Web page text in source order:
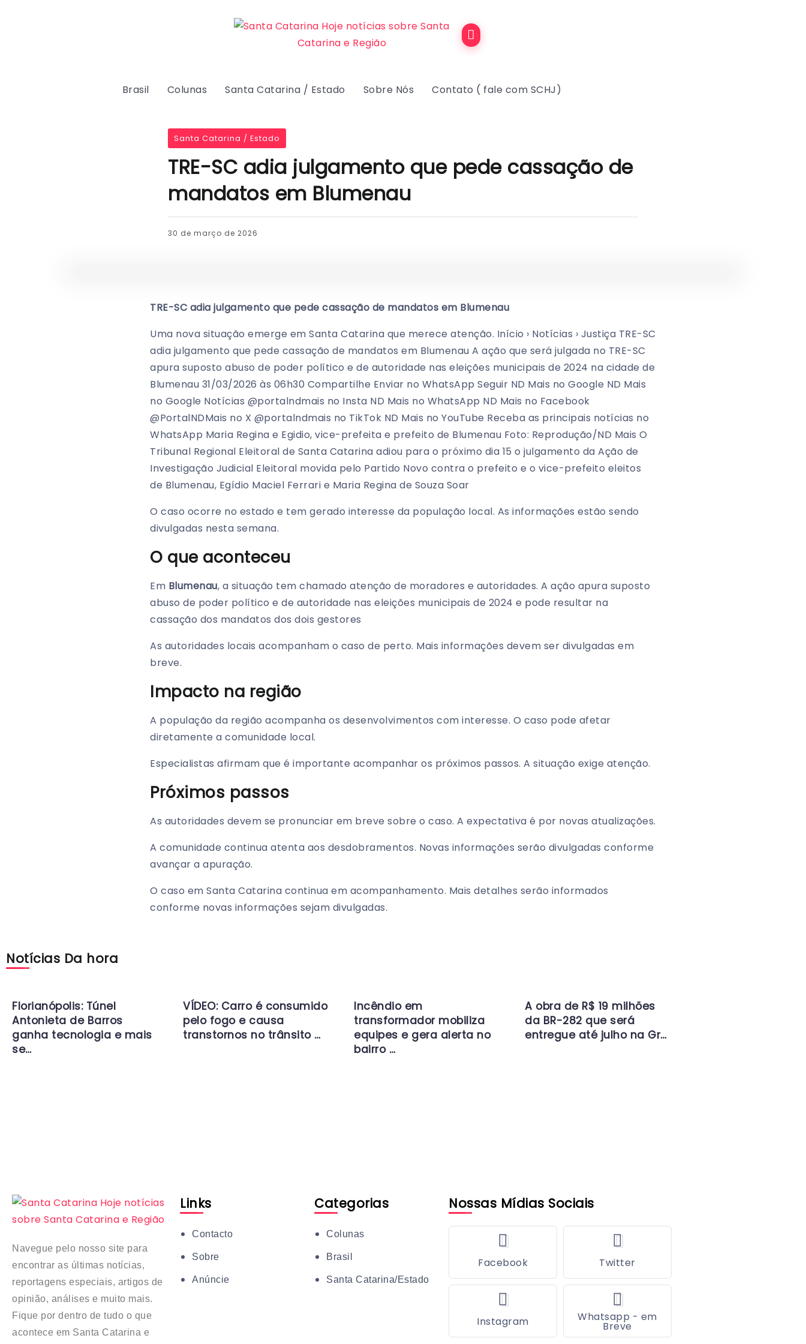
Brasil Colunas Santa Catarina / Estado Sobre Nós Contato ( fale com SCHJ)
Santa Catarina / Estado
TRE-SC adia julgamento que pede cassação de
mandatos em Blumenau
30 de março de 2026
TRE-SC adia julgamento que pede cassação de mandatos em Blumenau
Uma nova situação emerge em Santa Catarina que merece atenção. Início › Notícias › Justiça TRE-SC
adia julgamento que pede cassação de mandatos em Blumenau A ação que será julgada no TRE-SC
apura suposto abuso de poder político e de autoridade nas eleições municipais de 2024 na cidade de
Blumenau 31/03/2026 às 06h30 Compartilhe Enviar no WhatsApp Seguir ND Mais no Google ND Mais
no Google Notícias @portalndmais no Insta ND Mais no WhatsApp ND Mais no Facebook
@PortalNDMais no X @portalndmais no TikTok ND Mais no YouTube Receba as principais notícias no
WhatsApp Maria Regina e Egidio, vice-prefeita e prefeito de Blumenau Foto: Reprodução/ND Mais O
Tribunal Regional Eleitoral de Santa Catarina adiou para o próximo dia 15 o julgamento da Ação de
Investigação Judicial Eleitoral movida pelo Partido Novo contra o prefeito e o vice-prefeito eleitos
de Blumenau, Egídio Maciel Ferrari e Maria Regina de Souza Soar
O caso ocorre no estado e tem gerado interesse da população local. As informações estão sendo
divulgadas nesta semana.
O que aconteceu
Em Blumenau, a situação tem chamado atenção de moradores e autoridades. A ação apura suposto
abuso de poder político e de autoridade nas eleições municipais de 2024 e pode resultar na
cassação dos mandatos dos dois gestores
As autoridades locais acompanham o caso de perto. Mais informações devem ser divulgadas em
breve.
Impacto na região
A população da região acompanha os desenvolvimentos com interesse. O caso pode afetar
diretamente a comunidade local.
Especialistas afirmam que é importante acompanhar os próximos passos. A situação exige atenção.
Próximos passos
As autoridades devem se pronunciar em breve sobre o caso. A expectativa é por novas atualizações.
A comunidade continua atenta aos desdobramentos. Novas informações serão divulgadas conforme
avançar a apuração.
O caso em Santa Catarina continua em acompanhamento. Mais detalhes serão informados
conforme novas informações sejam divulgadas.
Notícias Da hora
Florianópolis: Túnel
Antonieta de Barros
ganha tecnologia e mais
se…
VÍDEO: Carro é consumido
pelo fogo e causa
transtornos no trânsito …
Incêndio em
transformador mobiliza
equipes e gera alerta no
bairro …
A obra de R$ 19 milhões
da BR-282 que será
entregue até julho na Gr…
Navegue pelo nosso site para
encontrar as últimas notícias,
reportagens especiais, artigos de
opinião, análises e muito mais.
Fique por dentro de tudo o que
acontece em Santa Catarina e
Links
Contacto
Sobre
Anúncie
Categorias
Colunas
Brasil
Santa Catarina/Estado
Nossas Mídias Sociais
Facebook Twitter
Instagram Whatsapp - em
Breve